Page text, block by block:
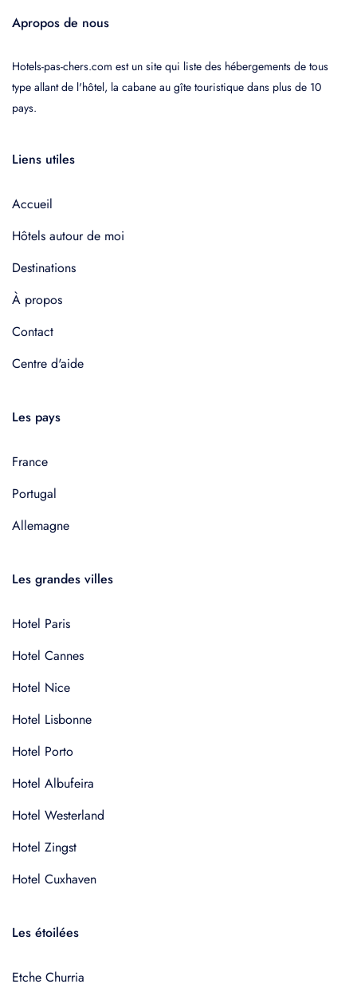
Apropos de nous
Hotels-pas-chers.com est un site qui liste des hébergements de tous
type allant de l'hôtel, la cabane au gîte touristique dans plus de 10
pays.
Liens utiles
Accueil
Hôtels autour de moi
Destinations
À propos
Contact
Centre d'aide
Les pays
France
Portugal
Allemagne
Les grandes villes
Hotel Paris
Hotel Cannes
Hotel Nice
Hotel Lisbonne
Hotel Porto
Hotel Albufeira
Hotel Westerland
Hotel Zingst
Hotel Cuxhaven
Les étoilées
Etche Churria